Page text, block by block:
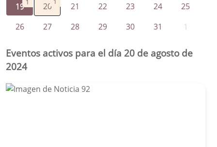
19 1 20 21 22 23 24
25
26
27 28 29 30 31 1
Eventos activos para el día 20 de agosto de
2024